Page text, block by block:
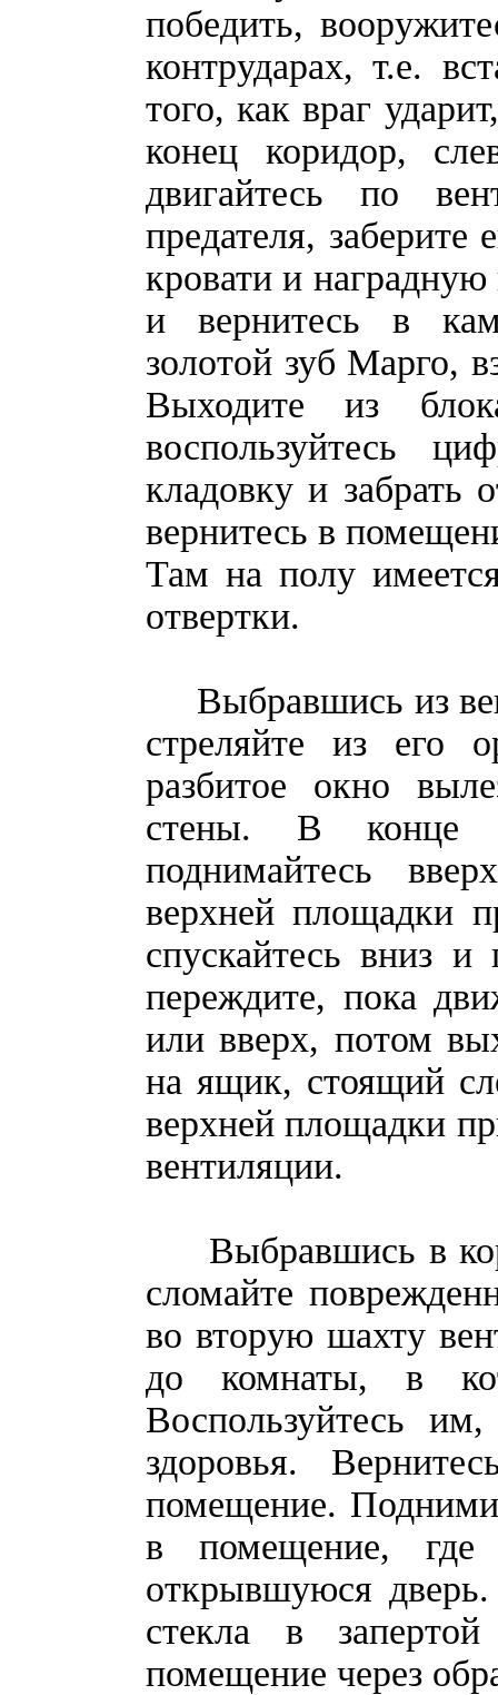
победить,
контрударах, т.е.
того, как враг
конец коридор,
двигайтесь по
предателя, заберите
кровати и
и вернитесь в
золотой зуб Марго,
Выходите из
воспользуйтесь
кладовку и забрать
вернитесь в
Там на полу
отвертки.
Выбравшись из
стреляйте из его
разбитое окно
стены. В конце
поднимайтесь
верхней площадки
спускайтесь вниз
переждите, пока
или вверх, потом
на ящик, стоящий
верхней площадки
вентиляции.
Выбравшись в
сломайте
во вторую шахту
до комнаты, в
Воспользуйтесь
здоровья.
помещение.
в помещение, где
открывшуюся
стекла в
помещение через